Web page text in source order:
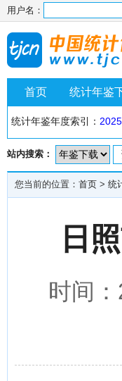
用户名：
首页 统计年鉴
统计年鉴年度索引： 2025
站内搜索：
您当前的位置： 首页 > 统
日
时间